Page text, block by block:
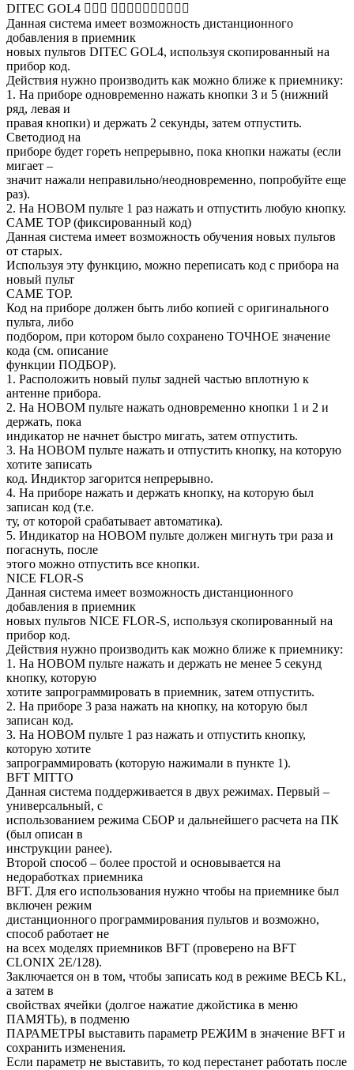
DITEC GOL4 􀀋􀉧􀉟 􀉩􀉪􀉨􀉜􀉟􀉪􀉟􀉧􀉨􀀌
Данная система имеет возможность дистанционного
добавления в приемник
новых пультов DITEC GOL4, используя скопированный на
прибор код.
Действия нужно производить как можно ближе к приемнику:
1. На приборе одновременно нажать кнопки 3 и 5 (нижний
ряд, левая и
правая кнопки) и держать 2 секунды, затем отпустить.
Светодиод на
приборе будет гореть непрерывно, пока кнопки нажаты (если
мигает –
значит нажали неправильно/неодновременно, попробуйте еще
раз).
2. На НОВОМ пульте 1 раз нажать и отпустить любую кнопку.
CAME TOP (фиксированный код)
Данная система имеет возможность обучения новых пультов
от старых.
Используя эту функцию, можно переписать код с прибора на
новый пульт
CAME TOP.
Код на приборе должен быть либо копией с оригинального
пульта, либо
подбором, при котором было сохранено ТОЧНОЕ значение
кода (см. описание
функции ПОДБОР).
1. Расположить новый пульт задней частью вплотную к
антенне прибора.
2. На НОВОМ пульте нажать одновременно кнопки 1 и 2 и
держать, пока
индикатор не начнет быстро мигать, затем отпустить.
3. На НОВОМ пульте нажать и отпустить кнопку, на которую
хотите записать
код. Индиктор загорится непрерывно.
4. На приборе нажать и держать кнопку, на которую был
записан код (т.е.
ту, от которой срабатывает автоматика).
5. Индикатор на НОВОМ пульте должен мигнуть три раза и
погаснуть, после
этого можно отпустить все кнопки.
NICE FLOR-S
Данная система имеет возможность дистанционного
добавления в приемник
новых пультов NICE FLOR-S, используя скопированный на
прибор код.
Действия нужно производить как можно ближе к приемнику:
1. На НОВОМ пульте нажать и держать не менее 5 секунд
кнопку, которую
хотите запрограммировать в приемник, затем отпустить.
2. На приборе 3 раза нажать на кнопку, на которую был
записан код.
3. На НОВОМ пульте 1 раз нажать и отпустить кнопку,
которую хотите
запрограммировать (которую нажимали в пункте 1).
BFT MITTO
Данная система поддерживается в двух режимах. Первый –
универсальный, с
использованием режима СБОР и дальнейшего расчета на ПК
(был описан в
инструкции ранее).
Второй способ – более простой и основывается на
недоработках приемника
BFT. Для его использования нужно чтобы на приемнике был
включен режим
дистанционного программирования пультов и возможно,
способ работает не
на всех моделях приемников BFT (проверено на BFT
CLONIX 2E/128).
Заключается он в том, чтобы записать код в режиме ВЕСЬ KL,
а затем в
свойствах ячейки (долгое нажатие джойстика в меню
ПАМЯТЬ), в подменю
ПАРАМЕТРЫ выставить параметр РЕЖИМ в значение BFT и
сохранить изменения.
Если параметр не выставить, то код перестанет работать после